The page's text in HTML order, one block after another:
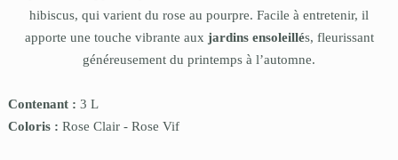
hibiscus, qui varient du rose au pourpre. Facile à entretenir, il
apporte une touche vibrante aux jardins ensoleillés, fleurissant
généreusement du printemps à l’automne.
Contenant : 3 L
Coloris : Rose Clair - Rose Vif